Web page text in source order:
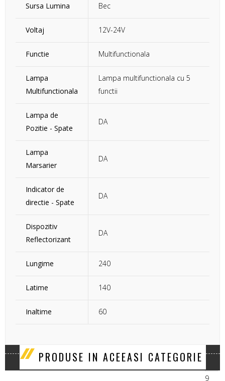
Sursa Lumina Bec
Voltaj 12V-24V
Functie Multifunctionala
Lampa
Multifunctionala
Lampa multifunctionala cu 5
functii
Lampa de
Pozitie - Spate
DA
Lampa
Marsarier
DA
Indicator de
directie - Spate
DA
Dispozitiv
Reflectorizant
DA
Lungime 240
Latime 140
Inaltime 60
PRODUSE IN ACEEASI CATEGORIE
‹ ›